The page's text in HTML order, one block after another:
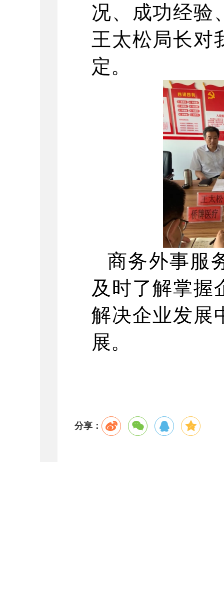
况、成功经验
王太松局长对
定。
商务外事服
及时了解掌握
解决企业发展
展。
分享：